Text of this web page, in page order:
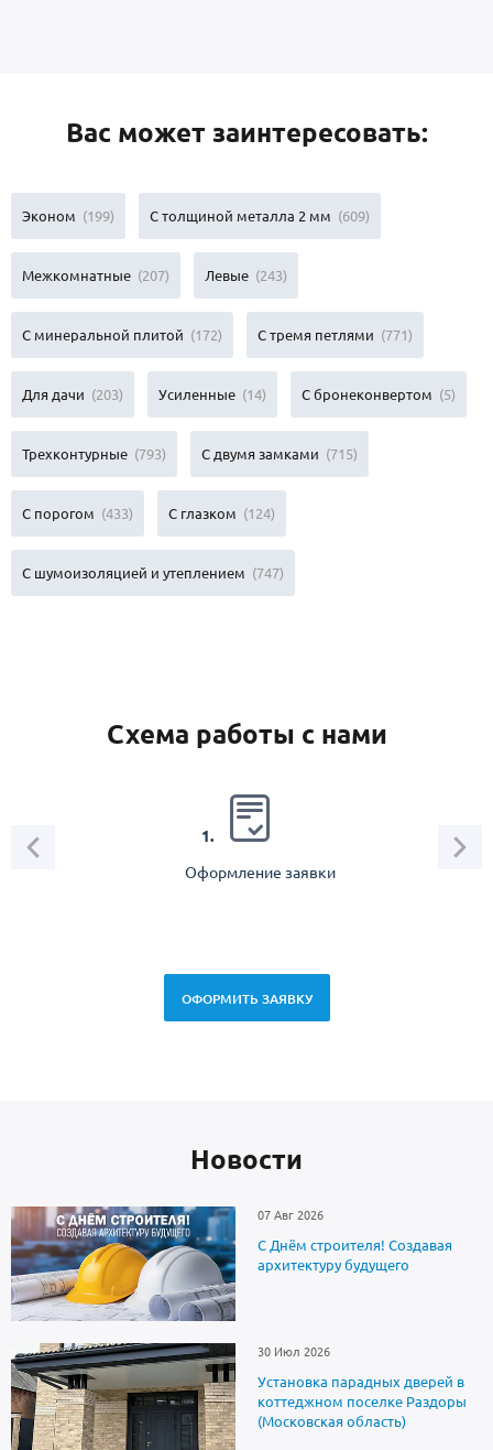
Вас может заинтересовать:
Эконом (199) С толщиной металла 2 мм (609)
Межкомнатные (207) Левые (243)
С минеральной плитой (172) С тремя петлями (771)
Для дачи (203) Усиленные (14) С бронеконвертом (5)
Трехконтурные (793) С двумя замками (715)
С порогом (433) С глазком (124)
С шумоизоляцией и утеплением (747)
Схема работы с нами
1.
Оформление заявки
ОФОРМИТЬ ЗАЯВКУ
Новоcти
07 Авг 2026
С Днём строителя! Создавая
архитектуру будущего
30 Июл 2026
Установка парадных дверей в
коттеджном поселке Раздоры
(Московская область)